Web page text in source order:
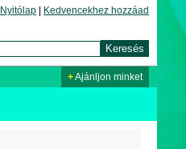
Nyitólap Kedvencekhez hozzáad
+Ajánljon minket